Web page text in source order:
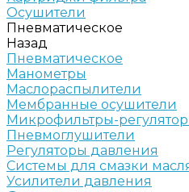
Осушители
Пневматическое
Назад
Пневматическое
Манометры
Маслораспылители
Мембранные осушители
Микрофильтры-
Пневмоглушители
Регуляторы давления
Системы для смазки
Усилители давления